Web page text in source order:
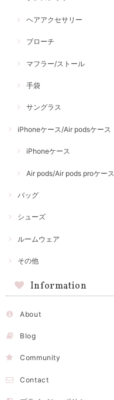
ヘアアクセサリー
ブローチ
マフラー/ストール
手袋
サングラス
iPhoneケース/Air podsケース
iPhoneケース
Air pods/Air pods proケース
バッグ
シューズ
ルームウェア
その他
Information
About
Blog
Community
Contact